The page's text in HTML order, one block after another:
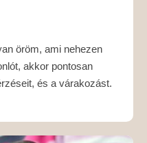
öröm, ami nehezen
akkor pontosan
és a várakozást.